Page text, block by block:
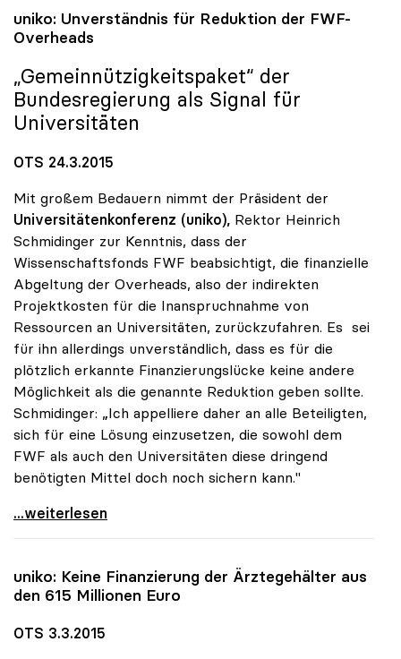
uniko: Unverständnis für Reduktion der FWF-
Overheads
„Gemeinnützigkeitspaket“ der
Bundesregierung als Signal für
Universitäten
OTS 24.3.2015
Mit großem Bedauern nimmt der Präsident der
Universitätenkonferenz (uniko), Rektor Heinrich
Schmidinger zur Kenntnis, dass der
Wissenschaftsfonds FWF beabsichtigt, die finanzielle
Abgeltung der Overheads, also der indirekten
Projektkosten für die Inanspruchnahme von
Ressourcen an Universitäten, zurückzufahren. Es sei
für ihn allerdings unverständlich, dass es für die
plötzlich erkannte Finanzierungslücke keine andere
Möglichkeit als die genannte Reduktion geben sollte.
Schmidinger: „Ich appelliere daher an alle Beteiligten,
sich für eine Lösung einzusetzen, die sowohl dem
FWF als auch den Universitäten diese dringend
benötigten Mittel doch noch sichern kann."
uniko: Unverständnis für Reduktion der
...weiterlesen
uniko: Keine Finanzierung der Ärztegehälter aus
den 615 Millionen Euro
OTS 3.3.2015